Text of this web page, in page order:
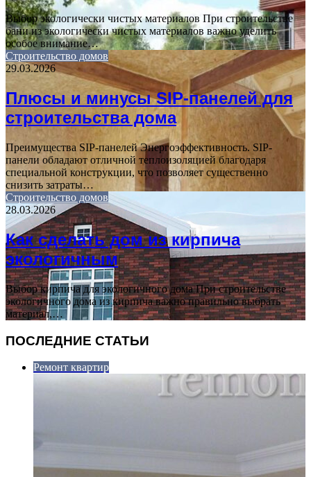
Выбор экологически чистых материалов При строительстве
бани из экологически чистых материалов важно уделить
особое внимание…
Строительство домов
29.03.2026
Плюсы и минусы SIP-панелей для
строительства дома
Преимущества SIP-панелей Энергоэффективность. SIP-
панели обладают отличной теплоизоляцией благодаря
специальной конструкции, что позволяет существенно
снизить затраты…
Строительство домов
28.03.2026
Как сделать дом из кирпича
экологичным
Выбор кирпича для экологичного дома При строительстве
экологичного дома из кирпича важно правильно выбрать
материал,…
ПОСЛЕДНИЕ СТАТЬИ
Ремонт квартир